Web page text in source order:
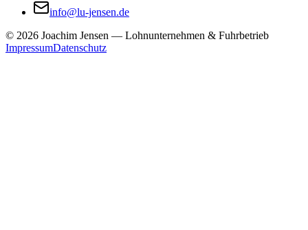
info@lu-jensen.de
© 2026 Joachim Jensen — Lohnunternehmen & Fuhrbetrieb
ImpressumDatenschutz